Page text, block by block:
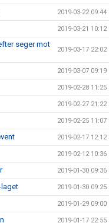
2019-03-22 09:44
2019-03-21 10:12
seger mot
2019-03-17 22:02
2019-03-07 09:19
2019-02-28 11:25
2019-02-27 21:22
2019-02-25 11:07
2019-02-17 12:12
2019-02-12 10:36
2019-01-30 09:36
laget 2019-01-30 09:25
2019-01-29 09:00
2019-01-17 22:55